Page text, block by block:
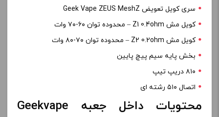
سری کویل تعویض Geek Vape ZEUS MeshZ
کویل مش Z1 0.4ohm – محدوده توان ۶۰-۷۰ وات
کویل مش Z2 0.2ohm – محدوده توان ۷۰-۸۰ وات
بخش پایه سیم پیچ پایین
۸۱۰ دریپ تیپ
اتصال ۵۱۰ رشته ای
محتویات داخل جعبه Geekvape